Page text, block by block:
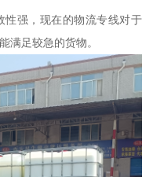
性强，现在的物流专线对于
满足较急的货物。